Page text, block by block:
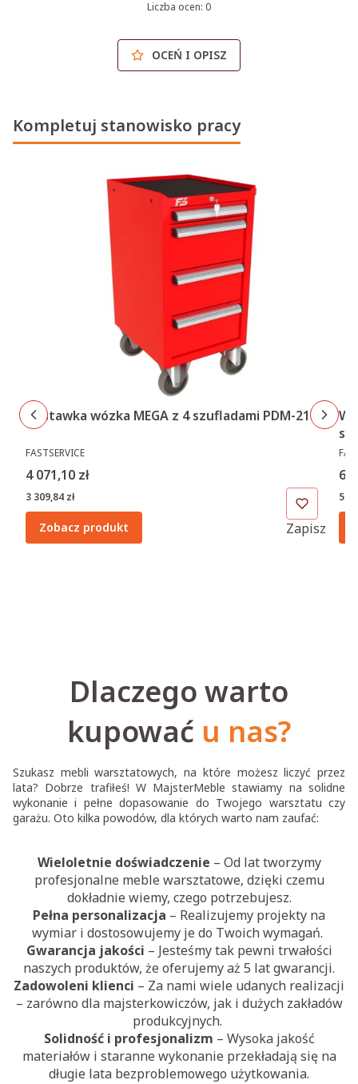
Liczba ocen: 0
OCEŃ I OPISZ
Kompletuj stanowisko pracy
Dostawka wózka MEGA z 4 szufladami PDM-218
PRODUCENT
FASTSERVICE
Cena
4 071,10 zł
Cena
3 309,84 zł
Zapisz
Zobacz produkt
6
5
Dlaczego warto
kupować u nas?
Szukasz mebli warsztatowych, na które możesz liczyć przez
lata? Dobrze trafiłeś! W MajsterMeble stawiamy na solidne
wykonanie i pełne dopasowanie do Twojego warsztatu czy
garażu. Oto kilka powodów, dla których warto nam zaufać:
Wieloletnie doświadczenie – Od lat tworzymy
profesjonalne meble warsztatowe, dzięki czemu
dokładnie wiemy, czego potrzebujesz.
Pełna personalizacja – Realizujemy projekty na
wymiar i dostosowujemy je do Twoich wymagań.
Gwarancja jakości – Jesteśmy tak pewni trwałości
naszych produktów, że oferujemy aż 5 lat gwarancji.
Zadowoleni klienci – Za nami wiele udanych realizacji
– zarówno dla majsterkowiczów, jak i dużych zakładów
produkcyjnych.
Solidność i profesjonalizm – Wysoka jakość
materiałów i staranne wykonanie przekładają się na
długie lata bezproblemowego użytkowania.